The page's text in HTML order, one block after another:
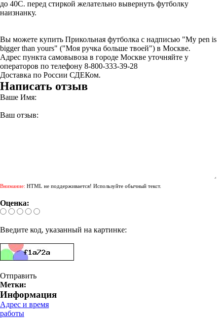
до 40С. перед стиркой желательно вывернуть футболку
наизнанку.
Вы можете купить Прикольная футболка с надписью "My pen is
bigger than yours" ("Моя ручка больше твоей") в Москве.
Адрес пункта самовывоза в городе Москве уточняйте у
операторов по телефону 8-800-333-39-28
Доставка по России СДЕКом.
Написать отзыв
Ваше Имя:
Ваш отзыв:
Внимание: HTML не поддерживается! Используйте обычный текст.
Оценка:
Введите код, указанный на картинке:
Отправить
Метки:
Информация
Адрес и время
работы